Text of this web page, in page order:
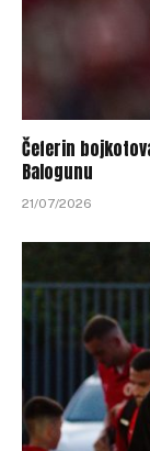
Čeferin
Balogunu
21/07/2026